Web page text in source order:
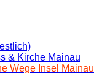
& Kirche Mainau
Wege Insel Mainau